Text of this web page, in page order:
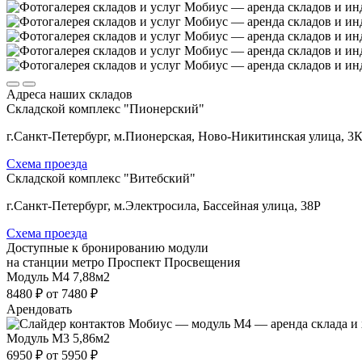
Адреса наших складов
Складской комплекс "Пионерский"
г.Санкт-Петербург, м.Пионерская, Ново-Никитинская улица, 3К
Схема проезда
Складской комплекс "Витебский"
г.Санкт-Петербург, м.Электросила, Бассейная улица, 38Р
Схема проезда
Доступные к бронированию модули
на станции метро Проспект Просвещения
Модуль М4 7,88м2
8480 ₽ от 7480 ₽
Арендовать
Модуль М3 5,86м2
6950 ₽ от 5950 ₽